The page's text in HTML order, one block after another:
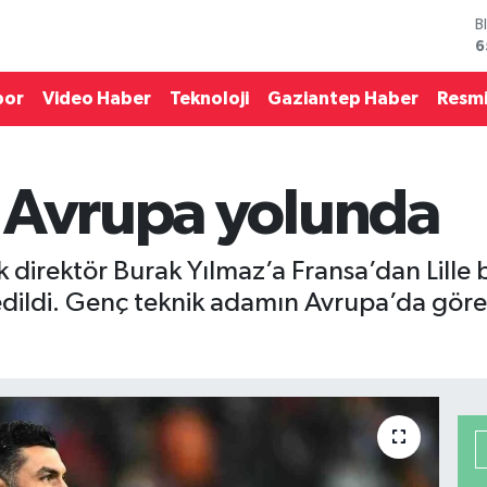
Video Haber Teknoloji Gaziantep Haber
Avrupa yolunda
Burak Yılmaz’a Fransa’dan Lille
Genç teknik adamın Avrupa’da